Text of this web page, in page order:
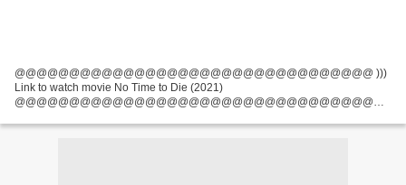
@@@@@@@@@@@@@@@@@@@@@@@@@@@@@@@@@ )))
Link to watch movie No Time to Die (2021)
@@@@@@@@@@@@@@@@@@@@@@@@@@@@@@@@@
Armas, Rami Malek, Movie Director: Cary Joji Fukunaga, Country: United...